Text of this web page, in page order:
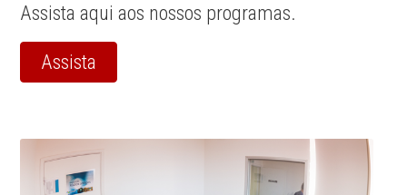
Assista aqui aos nossos programas.
Assista